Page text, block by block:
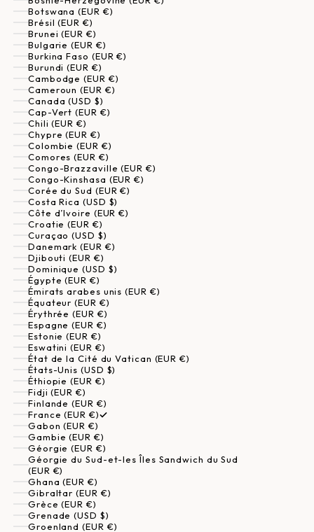
Botswana (EUR €)
Brésil (EUR €)
Brunei (EUR €)
Bulgarie (EUR €)
Burkina Faso (EUR €)
Burundi (EUR €)
Cambodge (EUR €)
Cameroun (EUR €)
Canada (USD $)
Cap-Vert (EUR €)
Chili (EUR €)
Chypre (EUR €)
Colombie (EUR €)
Comores (EUR €)
Congo-Brazzaville (EUR €)
Congo-Kinshasa (EUR €)
Corée du Sud (EUR €)
Costa Rica (USD $)
Côte d’Ivoire (EUR €)
Croatie (EUR €)
Curaçao (USD $)
Danemark (EUR €)
Djibouti (EUR €)
Dominique (USD $)
Égypte (EUR €)
Émirats arabes unis (EUR €)
Équateur (EUR €)
Érythrée (EUR €)
Espagne (EUR €)
Estonie (EUR €)
Eswatini (EUR €)
État de la Cité du Vatican (EUR €)
États-Unis (USD $)
Éthiopie (EUR €)
Fidji (EUR €)
Finlande (EUR €)
France (EUR €)
Gabon (EUR €)
Gambie (EUR €)
Géorgie (EUR €)
Géorgie du Sud-et-les Îles Sandwich du Sud
(EUR €)
Ghana (EUR €)
Gibraltar (EUR €)
Grèce (EUR €)
Grenade (USD $)
Groenland (EUR €)